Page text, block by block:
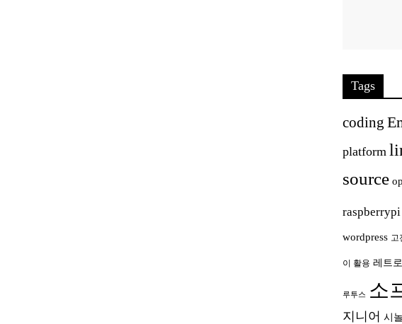
Tags
coding
platform
source
raspberrypi
wordpress 고
이 활용 레트
루투스 소
지니어 시